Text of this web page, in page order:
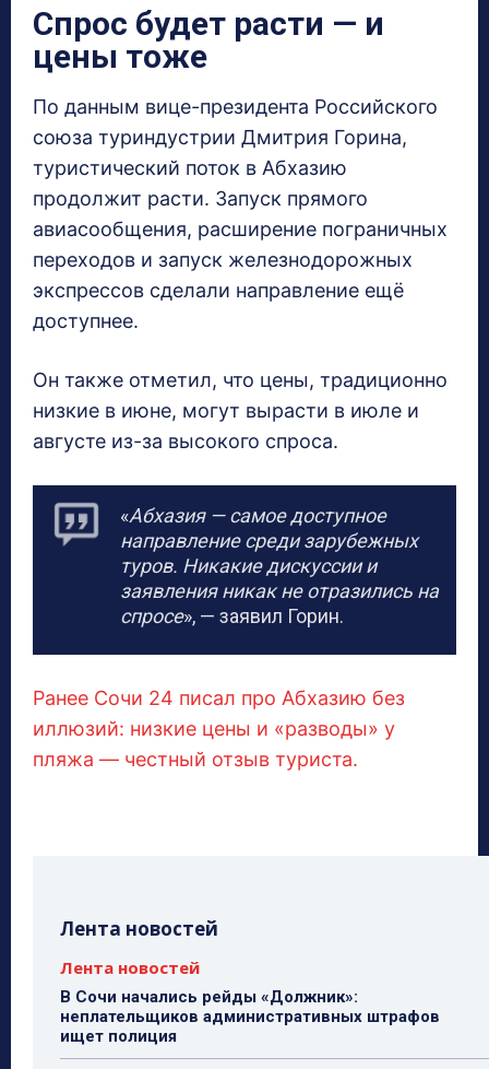
Спрос будет расти — и
цены тоже
По данным вице-президента Российского
союза туриндустрии Дмитрия Горина,
туристический поток в Абхазию
продолжит расти. Запуск прямого
авиасообщения, расширение пограничных
переходов и запуск железнодорожных
экспрессов сделали направление ещё
доступнее.
Он также отметил, что цены, традиционно
низкие в июне, могут вырасти в июле и
августе из-за высокого спроса.
«Абхазия — самое доступное
направление среди зарубежных
туров. Никакие дискуссии и
заявления никак не отразились на
спросе», — заявил Горин.
Ранее Сочи 24 писал про Абхазию без
иллюзий: низкие цены и «разводы» у
пляжа — честный отзыв туриста.
Лента новостей
Лента новостей
В Сочи начались рейды «Должник»:
неплательщиков административных штрафов
ищет полиция